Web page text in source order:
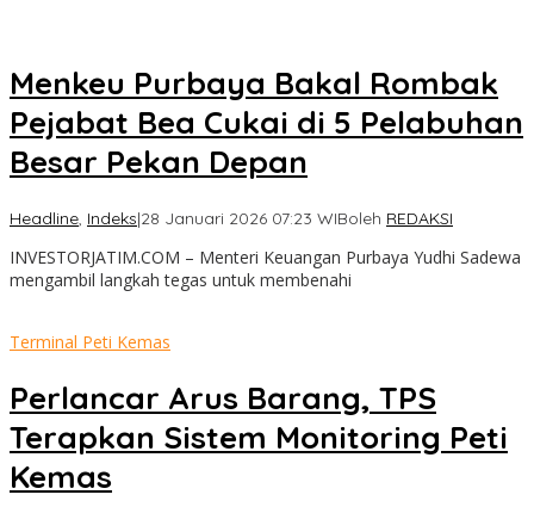
Menkeu Purbaya Bakal Rombak
Pejabat Bea Cukai di 5 Pelabuhan
Besar Pekan Depan
Headline, Indeks|28 Januari 2026 07:23 WIBoleh REDAKSI
INVESTORJATIM.COM – Menteri Keuangan Purbaya Yudhi Sadewa
mengambil langkah tegas untuk membenahi
Terminal Peti Kemas
Perlancar Arus Barang, TPS
Terapkan Sistem Monitoring Peti
Kemas